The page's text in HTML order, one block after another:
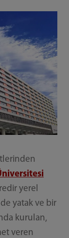
yerel
yatak ve bir
kurulan,
veren